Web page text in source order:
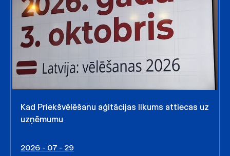
Kad Priekšvēlēšanu aģitācijas likums attiecas uz
uzņēmumu
2026 - 07 - 29